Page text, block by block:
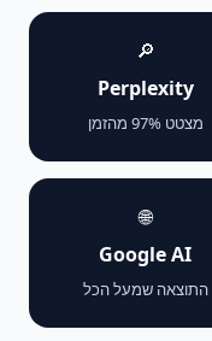
🔎
Perplexity
מצטט 97% מהזמן
🌐
Google AI
התוצאה שמעל הכל